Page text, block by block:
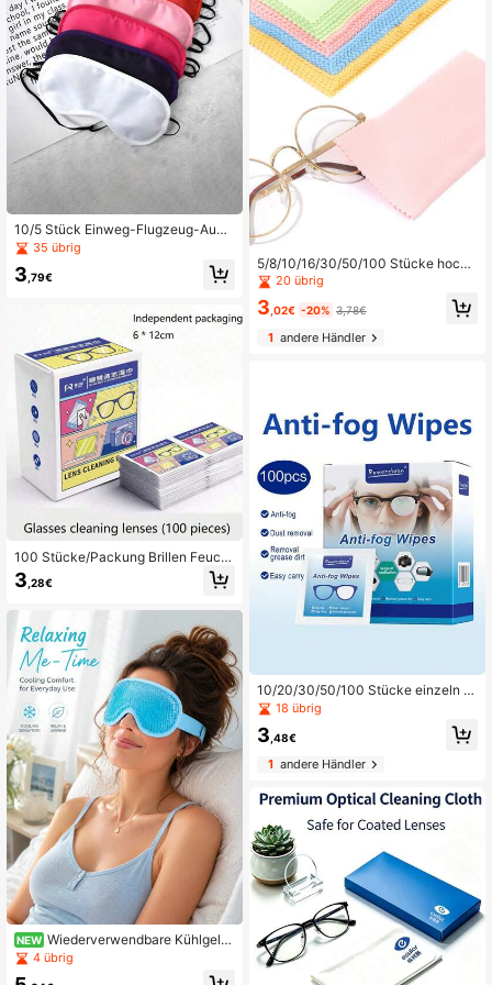
10/5 Stück Einweg-Flugzeug-Auge
nmasken, elastisches Polyester, Uni
sex für alle Jahreszeiten, für Büro, S
tudenten, Nickerchen, Gaming, lind
35 übrig
3 ,79€
100 Stücke/Packung Brillen Feucht
tücher, Bildschirm Reinigungsfeucht
tücher, Spezial-Reinigungsfeuchttü
e)
3 ,28€
NEW Wiederverwendbare Kühlgel-
Augenmaske - Kalt- & Warm-Entsp
annung, Eiskompressen-Augenmas
4 übrig
5/8/10/16/30/50/100 Stücke hoch
wertige Mikrofaser Brillenputztuch,
wiederverwendbares Brillenputztuc
h, Brillenputztuch, Uhrenputztuch
20 übrig
3 ,02€ -20% 3,78€
1andere Händler
10/20/30/50/100 Stücke einzeln v
erpackte Anti-Beschlag-Linsenwis
cher, vorgefeuchteter Reiniger für t
ägliche Brillen, Handy, Monitore un
18 übrig
3 ,48€
1andere Händler